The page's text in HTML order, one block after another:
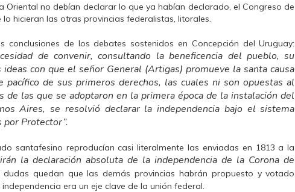
Oriental no debían declarar lo que ya habían declarado, el Congreso de
hicieran las otras provincias federalistas, litorales.
de los debates sostenidos en Concepción del Uruguay:
de convenir, consultando la beneficencia del pueblo, su
con que el señor General (Artigas) promueve la santa causa
de sus primeros derechos, las cuales ni son opuestas al
las que se adoptaron en la primera época de la instalación del
Aires, se resolvió declarar la independencia bajo el sistema
Protector”.
santafesino reproducían casi literalmente las enviadas en 1813 a la
la declaración absoluta de la independencia de la Corona de
dudas quedan que las demás provincias habrán propuesto y votado
era un eje clave de la unión federal.